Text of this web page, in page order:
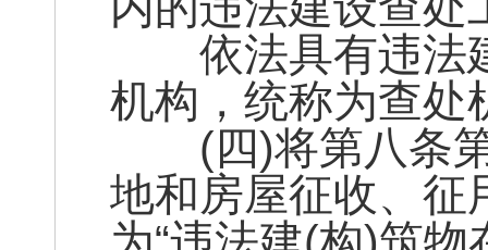
依法具有违法
机构，统称为查处
(四)将第八条第
地和房屋征收、征